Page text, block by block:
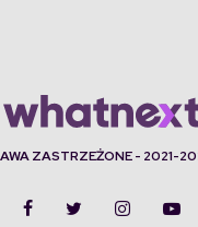
ZASTRZEŻONE - 2021-